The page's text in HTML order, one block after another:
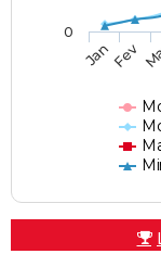
JanFev
0